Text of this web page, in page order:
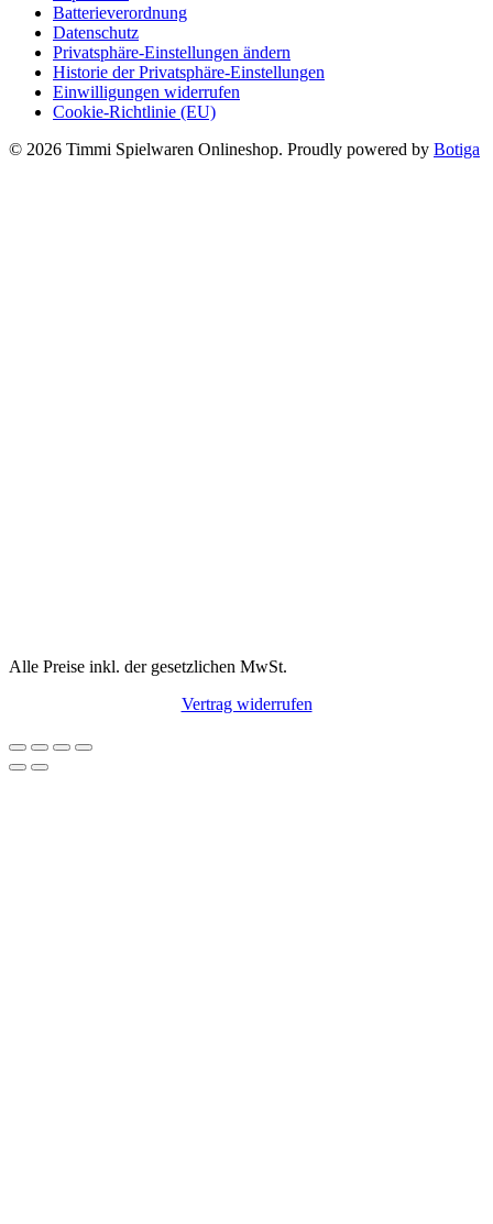
Batterieverordnung
Datenschutz
Privatsphäre-Einstellungen ändern
Historie der Privatsphäre-Einstellungen
Einwilligungen widerrufen
Cookie-Richtlinie (EU)
© 2026 Timmi Spielwaren Onlineshop. Proudly powered by Botiga
Alle Preise inkl. der gesetzlichen MwSt.
Vertrag widerrufen